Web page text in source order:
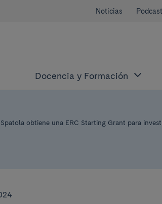
Noticias
Docencia y Formación
obtiene una ERC Starting Grant para